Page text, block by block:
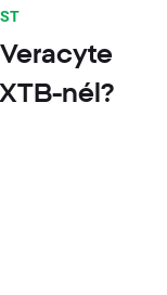
nél?